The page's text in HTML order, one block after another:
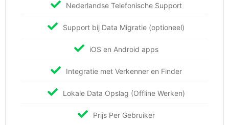
Nederlandse Telefonische Support
Support bij Data Migratie (optioneel)
iOS en Android apps
Integratie met Verkenner en Finder
Lokale Data Opslag (Offline Werken)
Prijs Per Gebruiker